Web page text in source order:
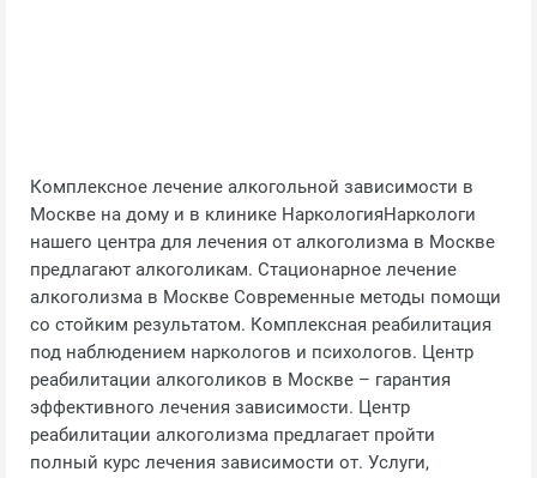
Комплексное лечение алкогольной зависимости в
Москве на дому и в клинике НаркологияНаркологи
нашего центра для лечения от алкоголизма в Москве
предлагают алкоголикам. Стационарное лечение
алкоголизма в Москве Современные методы помощи
со стойким результатом. Комплексная реабилитация
под наблюдением наркологов и психологов. Центр
реабилитации алкоголиков в Москве – гарантия
эффективного лечения зависимости. Центр
реабилитации алкоголизма предлагает пройти
полный курс лечения зависимости от. Услуги,